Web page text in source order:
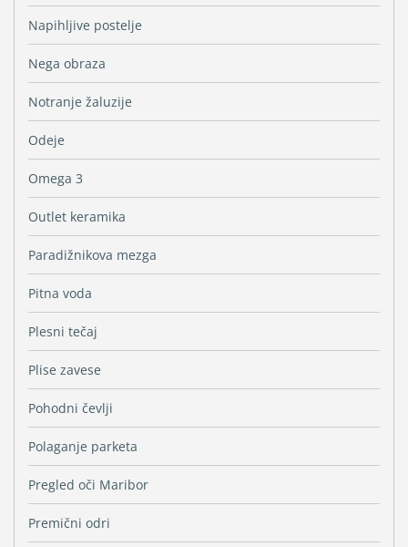
Napihljive postelje
Nega obraza
Notranje žaluzije
Odeje
Omega 3
Outlet keramika
Paradižnikova mezga
Pitna voda
Plesni tečaj
Plise zavese
Pohodni čevlji
Polaganje parketa
Pregled oči Maribor
Premični odri